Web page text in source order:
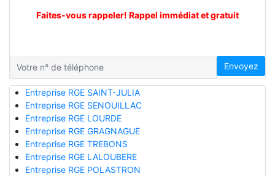
Faites-vous rappeler! Rappel immédiat et gratuit
Envoyez
Entreprise RGE SAINT-JULIA
Entreprise RGE SENOUILLAC
Entreprise RGE LOURDE
Entreprise RGE GRAGNAGUE
Entreprise RGE TREBONS
Entreprise RGE LALOUBERE
Entreprise RGE POLASTRON